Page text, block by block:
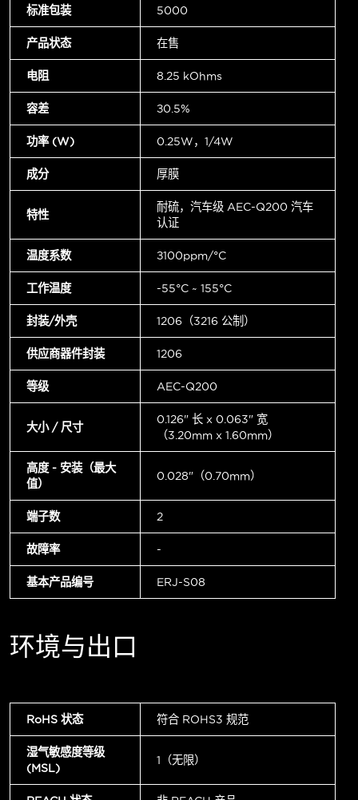
标准包装 5000
产品状态 在售
电阻 8.25 kOhms
容差 ±0.5%
功率 (W) 0.25W，1/4W
成分 厚膜
特性
耐硫，汽车级 AEC-Q200 汽车
认证
温度系数 ±100ppm/°C
工作温度 -55°C ~ 155°C
封装/外壳 1206（3216 公制）
供应商器件封装 1206
等级 AEC-Q200
大小 / 尺寸
0.126" 长 x 0.063" 宽
（3.20mm x 1.60mm）
高度 - 安装（最大
值）
0.028"（0.70mm）
端子数 2
故障率 -
基本产品编号 ERJ-S08
环境与出口
RoHS 状态 符合 ROHS3 规范
湿气敏感度等级
(MSL)
1（无限）